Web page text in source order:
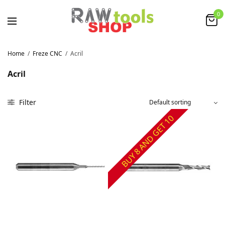
0
Home / Freze CNC / Acril
Acril
Filter
BUY 8 AND GET 10